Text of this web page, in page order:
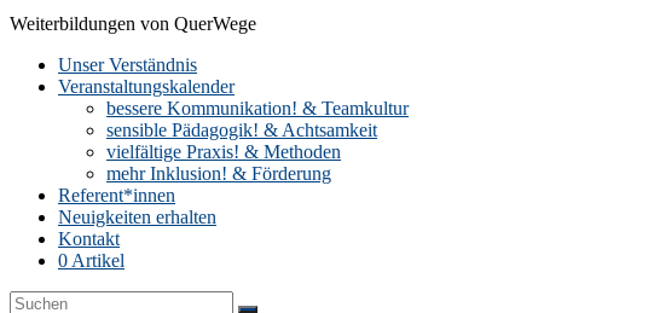
Weiterbildungen von QuerWege
Unser Verständnis
Veranstaltungskalender
bessere Kommunikation! & Teamkultur
sensible Pädagogik! & Achtsamkeit
vielfältige Praxis! & Methoden
mehr Inklusion! & Förderung
Referent*innen
Neuigkeiten erhalten
Kontakt
0 Artikel